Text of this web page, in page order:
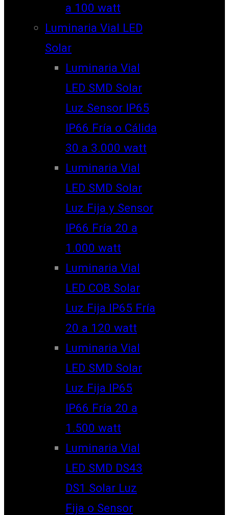
a 100 watt
Luminaria Vial LED
Solar
Luminaria Vial
LED SMD Solar
Luz Sensor IP65
IP66 Fría o Cálida
30 a 3.000 watt
Luminaria Vial
LED SMD Solar
Luz Fija y Sensor
IP66 Fría 20 a
1.000 watt
Luminaria Vial
LED COB Solar
Luz Fija IP65 Fría
20 a 120 watt
Luminaria Vial
LED SMD Solar
Luz Fija IP65
IP66 Fría 20 a
1.500 watt
Luminaria Vial
LED SMD DS43
DS1 Solar Luz
Fija o Sensor